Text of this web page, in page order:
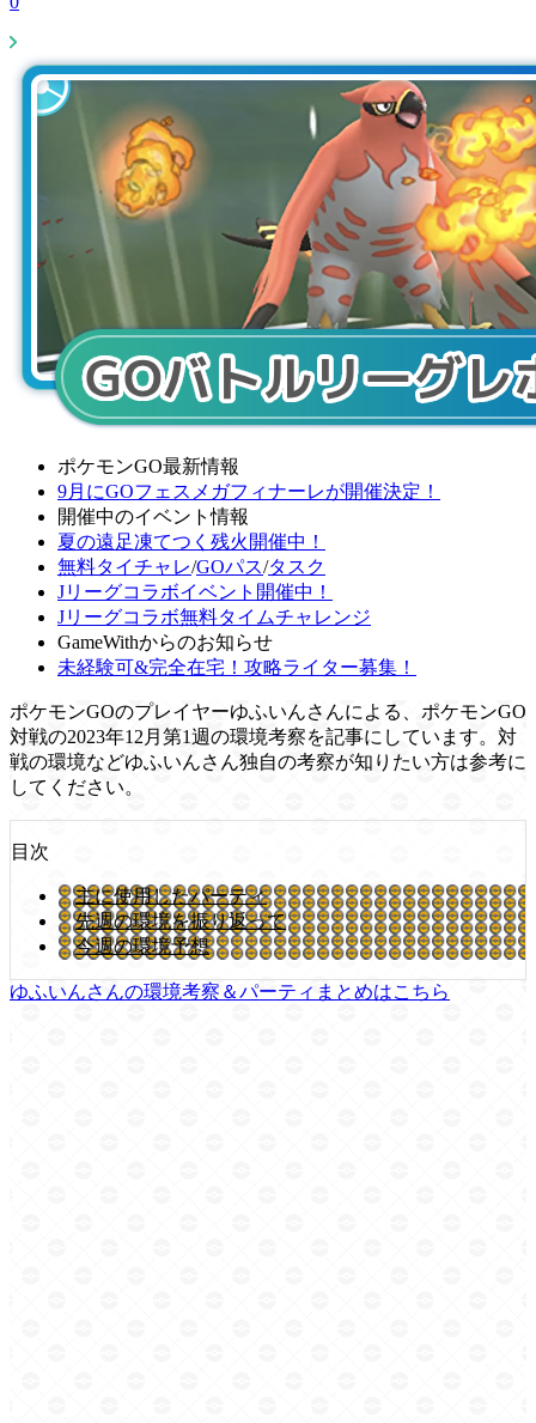
ポケモンGO最新情報
9月にGOフェスメガフィナーレが開催決定！
開催中のイベント情報
夏の遠足凍てつく残火開催中！
無料タイチャレ/GOパス/タスク
Jリーグコラボイベント開催中！
Jリーグコラボ無料タイムチャレンジ
GameWithからのお知らせ
未経験可&完全在宅！攻略ライター募集！
ポケモンGOのプレイヤーゆふいんさんによる、ポケモンGO
対戦の2023年12月第1週の環境考察を記事にしています。対
戦の環境などゆふいんさん独自の考察が知りたい方は参考に
してください。
目次
主に使用したパーティ
先週の環境を振り返って
今週の環境予想
ゆふいんさんの環境考察＆パーティまとめはこちら